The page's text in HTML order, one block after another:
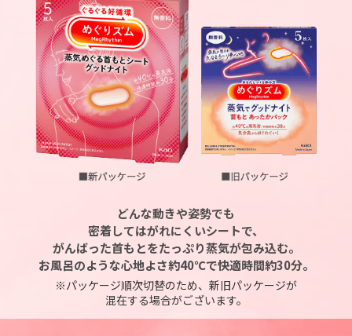
どんな動きや姿勢でも
密着してはがれにくいシートで、
がんばった首もとをたっぷり蒸気が包み込む。
お風呂のような心地よさ約40℃で快適時間約30分。
※パッケージ順次切替のため、新旧パッケージが
混在する場合がございます。